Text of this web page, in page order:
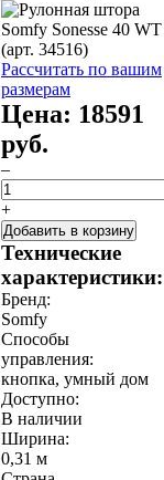
Рассчитать по вашим
размерам
Цена: 18591
руб.
–
+
Добавить в корзину
Технические
характеристики:
Бренд:
Somfy
Способы
управления:
кнопка, умный дом
Доступно:
В наличии
Ширина:
0,31 м